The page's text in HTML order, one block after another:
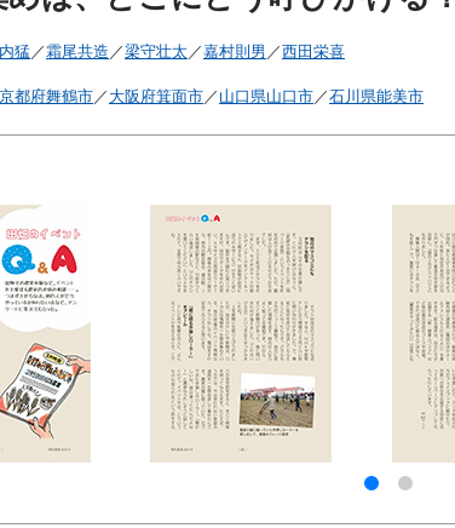
猛／霜尾共造 ／梁守壮太／嘉村則男 ／西田栄喜
京都府舞鶴市／ 大阪府箕面市／ 山口県山口市／石川県能美市